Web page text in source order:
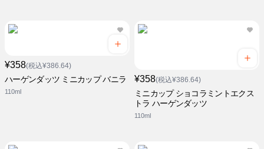
¥358(税込¥386.64)
ハーゲンダッツ ミニカップ バニラ
110ml
¥358(税込¥386.64)
ミニカップ ショコラミントエクス
トラ ハーゲンダッツ
110ml